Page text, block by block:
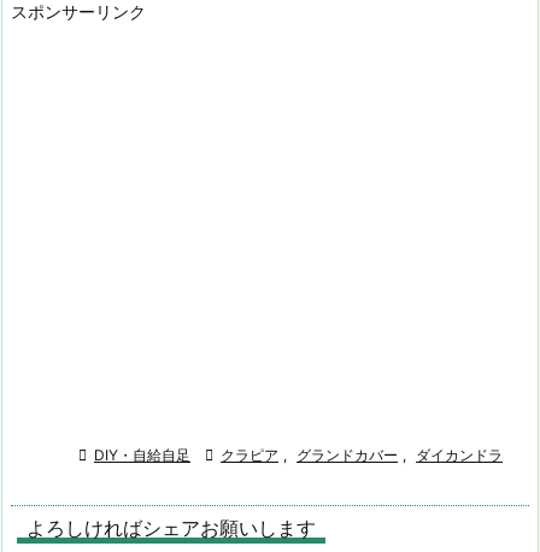
スポンサーリンク
 DIY・自給自足  クラピア , グランドカバー , ダイカンドラ
よろしければシェアお願いします